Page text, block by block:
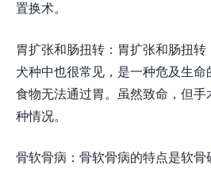
置换术。
胃扩张和肠扭转：胃扩张和肠扭
犬种中也很常见，是一种危及生
食物无法通过胃。虽然致命，但
种情况。
骨软骨病：骨软骨病的特点是软